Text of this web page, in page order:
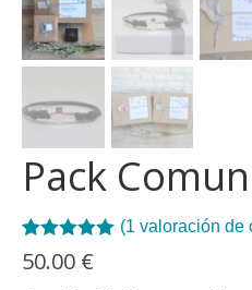
Pack
Valorado con
5.00de 5 en
1
(1 valoración de
50.00 €